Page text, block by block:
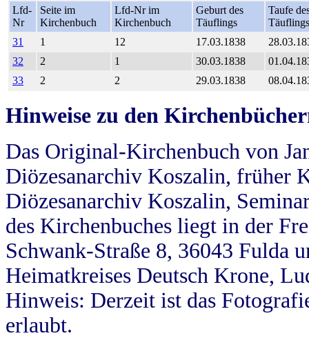
Lfd-
Nr
Seite im
Kirchenbuch
Lfd-Nr im
Kirchenbuch
Geburt des
Täuflings
Taufe
Täuflings
31
1 12 17.03.1838
32
2 1 30.03.1838
33
2 2 29.03.1838
Hinweise zu den
Das Original-Kirchenbuch von
Diözesanarchiv Koszalin, früher
Diözesanarchiv Koszalin,
des Kirchenbuches liegt in der
Schwank-Straße 8, 36043 Fulda
Heimatkreises Deutsch Krone,
Hinweis: Derzeit ist das
erlaubt.